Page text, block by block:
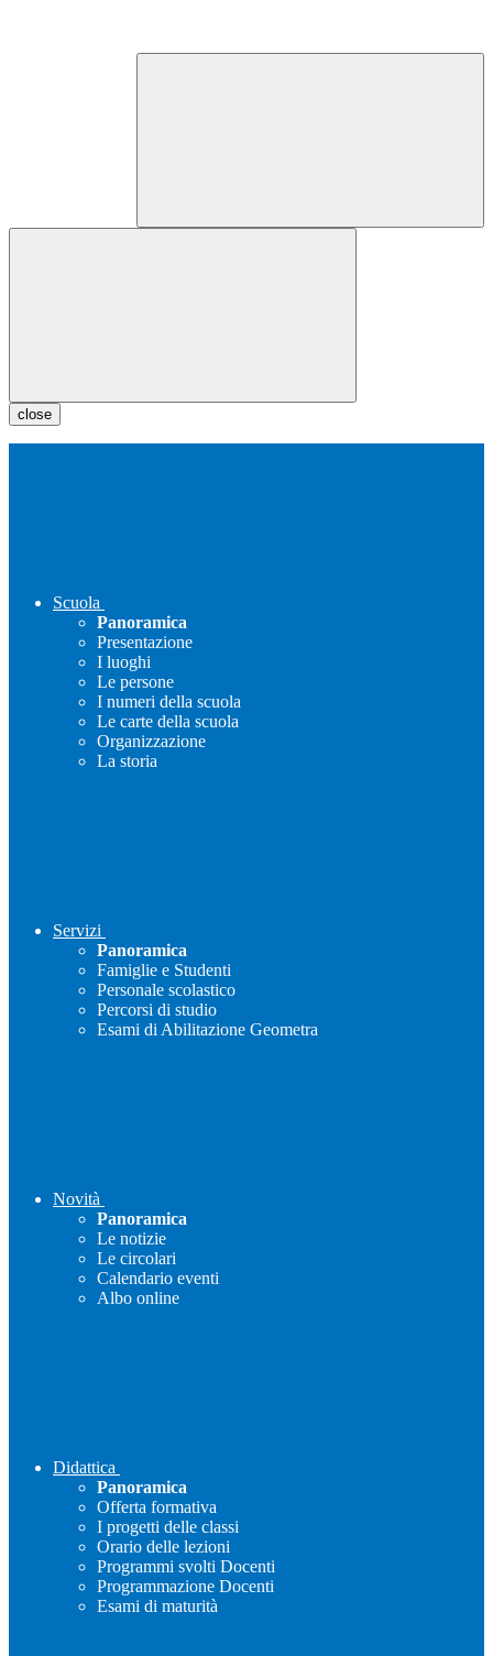
close
Scuola
Panoramica
Presentazione
I luoghi
Le persone
I numeri della scuola
Le carte della scuola
Organizzazione
La storia
Servizi
Panoramica
Famiglie e Studenti
Personale scolastico
Percorsi di studio
Esami di Abilitazione Geometra
Novità
Panoramica
Le notizie
Le circolari
Calendario eventi
Albo online
Didattica
Panoramica
Offerta formativa
I progetti delle classi
Orario delle lezioni
Programmi svolti Docenti
Programmazione Docenti
Esami di maturità